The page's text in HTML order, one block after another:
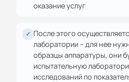
оказание услуг
✓ После этого
лаборатории – для нее
образцы аппаратуры, они
испытательную
исследований по